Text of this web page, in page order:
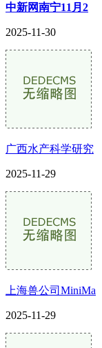
中新网南宁11月2
2025-11-30
广西水产科学研究
2025-11-29
上海兽公司MiniMa
2025-11-29